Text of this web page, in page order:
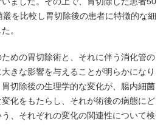
を比較し胃切除後の患者に特徴的な細
。
めの胃切除術と、それに伴う消化管の
きな影響を与えることが明らかになり
切除後の生理学的な変化が、腸内細菌
化をもたらし、それが術後の病態にど
、それぞれの変化の関連性について検